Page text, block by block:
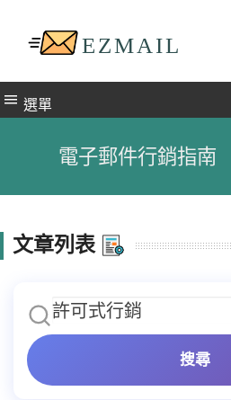
選單
電子郵件行銷指南
文章列表
搜尋